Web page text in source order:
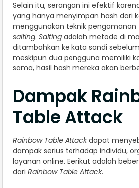
Selain itu, serangan ini efektif
yang hanya menyimpan hash dari
menggunakan teknik
salting. Salting adalah metode di
ditambahkan ke kata sandi
meskipun dua pengguna memiliki
sama, hasil hash mereka akan
Dampak
Table Attack
Rainbow Table Attackdapat
dampak serius terhadap individu,
layanan online. Berikut adalah
dari Rainbow Table Attack.